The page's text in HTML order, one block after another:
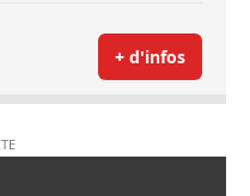
+ d'infos